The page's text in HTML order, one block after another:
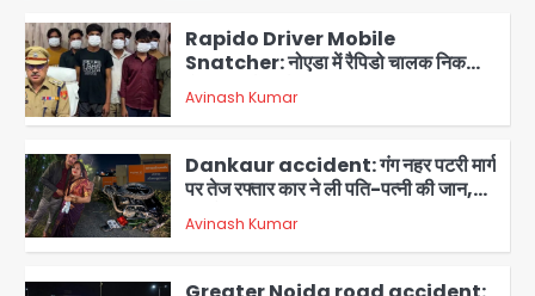
2
Rapido Driver Mobile
Snatcher: नोएडा में रैपिडो चालक निकला
मोबाइल स्नैचर गैंग का मास्टरमाइंड, जीरा-बॉल
बेचने वालों को बेचता था चोरी के फोन; 8
गिरफ्तार, 98 मोबाइल और 450 पार्ट्स बरामद
Avinash Kumar
3
Dankaur accident: गंग नहर पटरी मार्ग
पर तेज रफ्तार कार ने ली पति-पत्नी की जान,
गांव में मातम
Avinash Kumar